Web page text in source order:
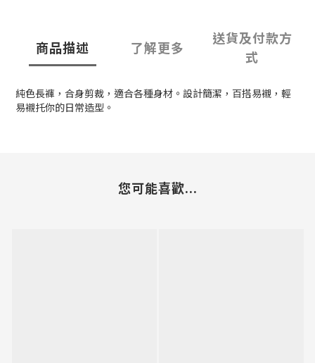
商品描述 了解更多
送貨及付款方
式
純色長褲，合身剪裁，適合各種身材。 設計簡潔， 百搭易襯，輕
易襯托你的日常造型。
您可能喜歡...